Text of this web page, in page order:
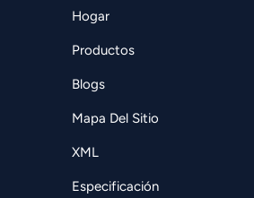
Hogar
Productos
Blogs
Mapa Del Sitio
XML
Especificación